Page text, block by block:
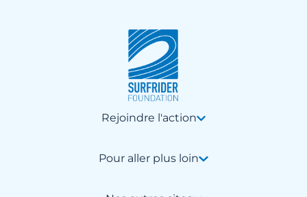
Rejoindre l'action
Pour aller plus loin